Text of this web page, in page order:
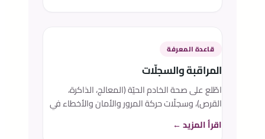
قاعدة المعرفة
المراقبة والسجلّات
اطّلع على صحة الخادم الحيّة (المعالج، الذاكرة،
القرص)، وسجلّات حركة المرور والأمان والأخطاء في
الوقت الفعلي، واشترك في ملخّص دوري عبر البريد
— لتعرف دائمًا حال موقعك.
اقرأ المزيد ←